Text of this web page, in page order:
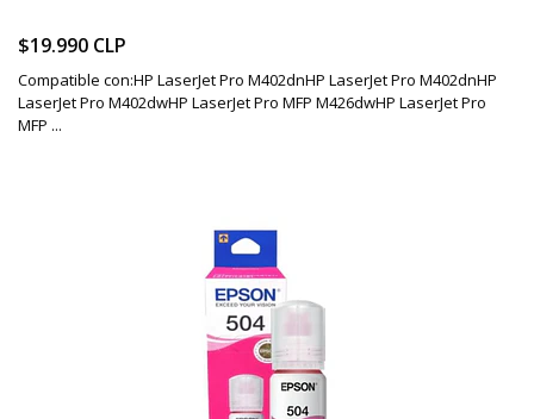
$19.990 CLP
Compatible con:HP LaserJet Pro M402dnHP LaserJet Pro M402dnHP
LaserJet Pro M402dwHP LaserJet Pro MFP M426dwHP LaserJet Pro
MFP ...